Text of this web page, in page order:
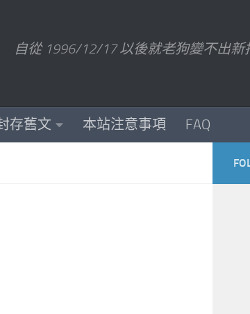
自從 1996/12/17 以後就老狗變不出新
存舊文 本站注意事項 FAQ